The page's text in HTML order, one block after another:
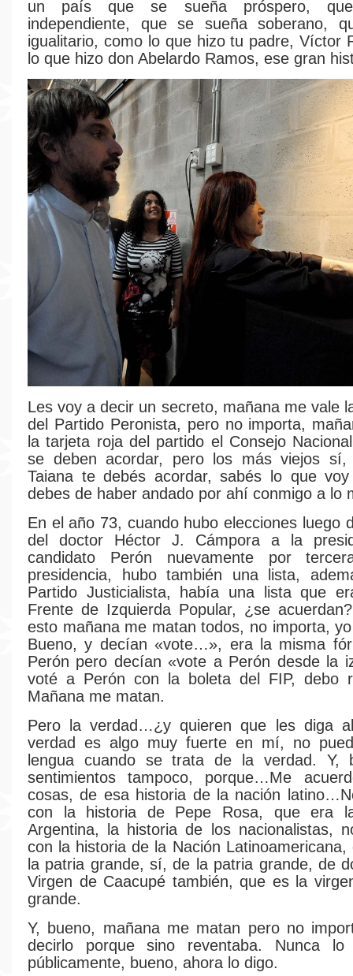
un país que se sueña próspero,
independiente, que se sueña soberano,
igualitario, como lo que hizo tu padre, Víctor
lo que hizo don Abelardo Ramos, ese gran
Les voy a decir un secreto, mañana me vale
del Partido Peronista, pero no importa,
la tarjeta roja del partido el Consejo
se deben acordar, pero los más viejos
Taiana te debés acordar, sabés lo que
debes de haber andado por ahí conmigo a lo
En el año 73, cuando hubo elecciones luego
del doctor Héctor J. Cámpora a la
candidato Perón nuevamente por
presidencia, hubo también una lista,
Partido Justicialista, había una lista que
Frente de Izquierda Popular, ¿se
esto mañana me matan todos, no importa,
Bueno, y decían «vote…», era la misma
Perón pero decían «vote a Perón desde la
voté a Perón con la boleta del FIP, debo
Mañana me matan.
Pero la verdad…¿y quieren que les diga
verdad es algo muy fuerte en mí, no
lengua cuando se trata de la verdad. Y,
sentimientos tampoco, porque…Me
cosas, de esa historia de la nación
con la historia de Pepe Rosa, que era
Argentina, la historia de los nacionalistas,
con la historia de la Nación
la patria grande, sí, de la patria grande, de
Virgen de Caacupé también, que es la
grande.
Y, bueno, mañana me matan pero no
decirlo porque sino reventaba. Nunca lo
públicamente, bueno, ahora lo digo.